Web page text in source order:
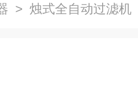
> 烛式全自动过滤机